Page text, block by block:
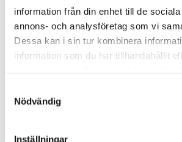
information från din enhet till de
annons- och analysföretag som vi
Dessa kan i sin tur kombinera
information som du har tillhandahållit
Nödvändig
Inställningar
Welcome to Tengbom! Whatever
enquiry, we look forward to
that strenghtens our clients as well